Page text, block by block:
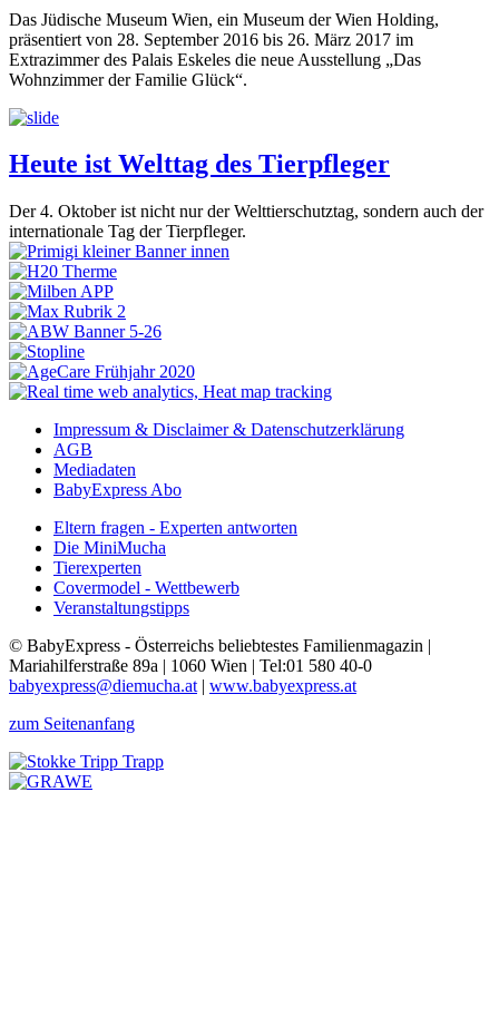
Das Jüdische Museum Wien, ein Museum der Wien Holding,
präsentiert von 28. September 2016 bis 26. März 2017 im
Extrazimmer des Palais Eskeles die neue Ausstellung „Das
Wohnzimmer der Familie Glück“.
Heute ist Welttag des Tierpfleger
Der 4. Oktober ist nicht nur der Welttierschutztag, sondern auch der
internationale Tag der Tierpfleger.
Impressum & Disclaimer & Datenschutzerklärung
AGB
Mediadaten
BabyExpress Abo
Eltern fragen - Experten antworten
Die MiniMucha
Tierexperten
Covermodel - Wettbewerb
Veranstaltungstipps
© BabyExpress - Österreichs beliebtestes Familienmagazin |
Mariahilferstraße 89a | 1060 Wien | Tel:01 580 40-0
babyexpress@diemucha.at | www.babyexpress.at
zum Seitenanfang